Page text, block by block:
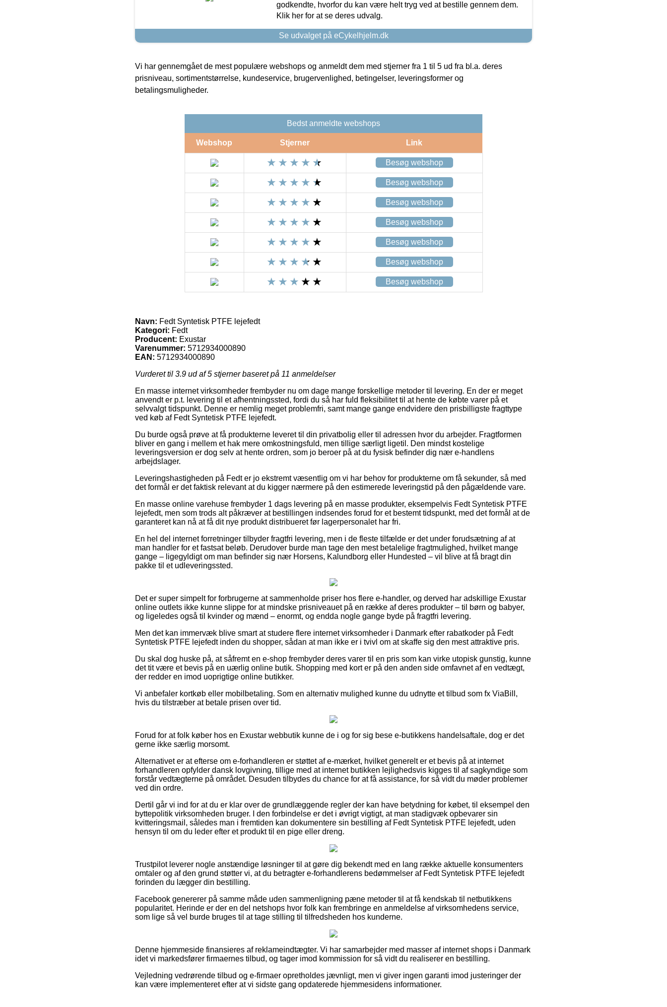
godkendte, hvorfor du kan være helt tryg ved at bestille gennem dem.
Klik her for at se deres udvalg.
Se udvalget på eCykelhjelm.dk
Vi har gennemgået de mest populære webshops og anmeldt dem med stjerner fra 1 til 5 ud fra bl.a. deres
prisniveau, sortimentstørrelse, kundeservice, brugervenlighed, betingelser, leveringsformer og
betalingsmuligheder.
Bedst anmeldte webshops
Webshop Stjerner Link
Besøg webshop
Besøg webshop
Besøg webshop
Besøg webshop
Besøg webshop
Besøg webshop
Besøg webshop
Navn: Fedt Syntetisk PTFE lejefedt
Kategori: Fedt
Producent: Exustar
Varenummer: 5712934000890
EAN: 5712934000890
Vurderet til 3.9 ud af 5 stjerner baseret på 11 anmeldelser
En masse internet virksomheder frembyder nu om dage mange forskellige metoder til levering. En der er meget
anvendt er p.t. levering til et afhentningssted, fordi du så har fuld fleksibilitet til at hente de købte varer på et
selvvalgt tidspunkt. Denne er nemlig meget problemfri, samt mange gange endvidere den prisbilligste fragttype
ved køb af Fedt Syntetisk PTFE lejefedt.
Du burde også prøve at få produkterne leveret til din privatbolig eller til adressen hvor du arbejder. Fragtformen
bliver en gang i mellem et hak mere omkostningsfuld, men tillige særligt ligetil. Den mindst kostelige
leveringsversion er dog selv at hente ordren, som jo beroer på at du fysisk befinder dig nær e-handlens
arbejdslager.
Leveringshastigheden på Fedt er jo ekstremt væsentlig om vi har behov for produkterne om få sekunder, så med
det formål er det faktisk relevant at du kigger nærmere på den estimerede leveringstid på den pågældende vare.
En masse online varehuse frembyder 1 dags levering på en masse produkter, eksempelvis Fedt Syntetisk PTFE
lejefedt, men som trods alt påkræver at bestillingen indsendes forud for et bestemt tidspunkt, med det formål at de
garanteret kan nå at få dit nye produkt distribueret før lagerpersonalet har fri.
En hel del internet forretninger tilbyder fragtfri levering, men i de fleste tilfælde er det under forudsætning af at
man handler for et fastsat beløb. Derudover burde man tage den mest betalelige fragtmulighed, hvilket mange
gange – ligegyldigt om man befinder sig nær Horsens, Kalundborg eller Hundested – vil blive at få bragt din
pakke til et udleveringssted.
Det er super simpelt for forbrugerne at sammenholde priser hos flere e-handler, og derved har adskillige Exustar
online outlets ikke kunne slippe for at mindske prisniveauet på en række af deres produkter – til børn og babyer,
og ligeledes også til kvinder og mænd – enormt, og endda nogle gange byde på fragtfri levering.
Men det kan immervæk blive smart at studere flere internet virksomheder i Danmark efter rabatkoder på Fedt
Syntetisk PTFE lejefedt inden du shopper, sådan at man ikke er i tvivl om at skaffe sig den mest attraktive pris.
Du skal dog huske på, at såfremt en e-shop frembyder deres varer til en pris som kan virke utopisk gunstig, kunne
det tit være et bevis på en uærlig online butik. Shopping med kort er på den anden side omfavnet af en vedtægt,
der redder en imod uoprigtige online butikker.
Vi anbefaler kortkøb eller mobilbetaling. Som en alternativ mulighed kunne du udnytte et tilbud som fx ViaBill,
hvis du tilstræber at betale prisen over tid.
Forud for at folk køber hos en Exustar webbutik kunne de i og for sig bese e-butikkens handelsaftale, dog er det
gerne ikke særlig morsomt.
Alternativet er at efterse om e-forhandleren er støttet af e-mærket, hvilket generelt er et bevis på at internet
forhandleren opfylder dansk lovgivning, tillige med at internet butikken lejlighedsvis kigges til af sagkyndige som
forstår vedtægterne på området. Desuden tilbydes du chance for at få assistance, for så vidt du møder problemer
ved din ordre.
Dertil går vi ind for at du er klar over de grundlæggende regler der kan have betydning for købet, til eksempel den
byttepolitik virksomheden bruger. I den forbindelse er det i øvrigt vigtigt, at man stadigvæk opbevarer sin
kvitteringsmail, således man i fremtiden kan dokumentere sin bestilling af Fedt Syntetisk PTFE lejefedt, uden
hensyn til om du leder efter et produkt til en pige eller dreng.
Trustpilot leverer nogle anstændige løsninger til at gøre dig bekendt med en lang række aktuelle konsumenters
omtaler og af den grund støtter vi, at du betragter e-forhandlerens bedømmelser af Fedt Syntetisk PTFE lejefedt
forinden du lægger din bestilling.
Facebook genererer på samme måde uden sammenligning pæne metoder til at få kendskab til netbutikkens
popularitet. Herinde er der en del netshops hvor folk kan frembringe en anmeldelse af virksomhedens service,
som lige så vel burde bruges til at tage stilling til tilfredsheden hos kunderne.
Denne hjemmeside finansieres af reklameindtægter. Vi har samarbejder med masser af internet shops i Danmark
idet vi markedsfører firmaernes tilbud, og tager imod kommission for så vidt du realiserer en bestilling.
Vejledning vedrørende tilbud og e-firmaer opretholdes jævnligt, men vi giver ingen garanti imod justeringer der
kan være implementeret efter at vi sidste gang opdaterede hjemmesidens informationer.